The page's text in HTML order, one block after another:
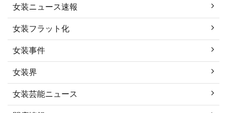
女装ニュース速報
女装フラット化
女装事件
女装界
女装芸能ニュース